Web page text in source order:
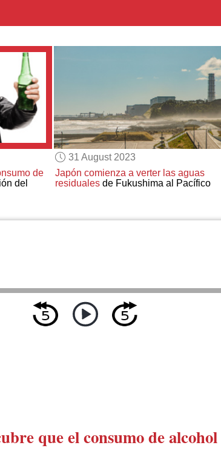
de
del
31 August 2023
Japón comienza a verter las aguas
residualesde Fukushima al Pacífico
que el consumo de alcohol